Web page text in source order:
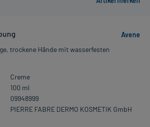
Avene
trockene Hände mit wasserfesten
Creme
100 ml
09948999
PIERRE FABRE DERMO KOSMETIK GmbH